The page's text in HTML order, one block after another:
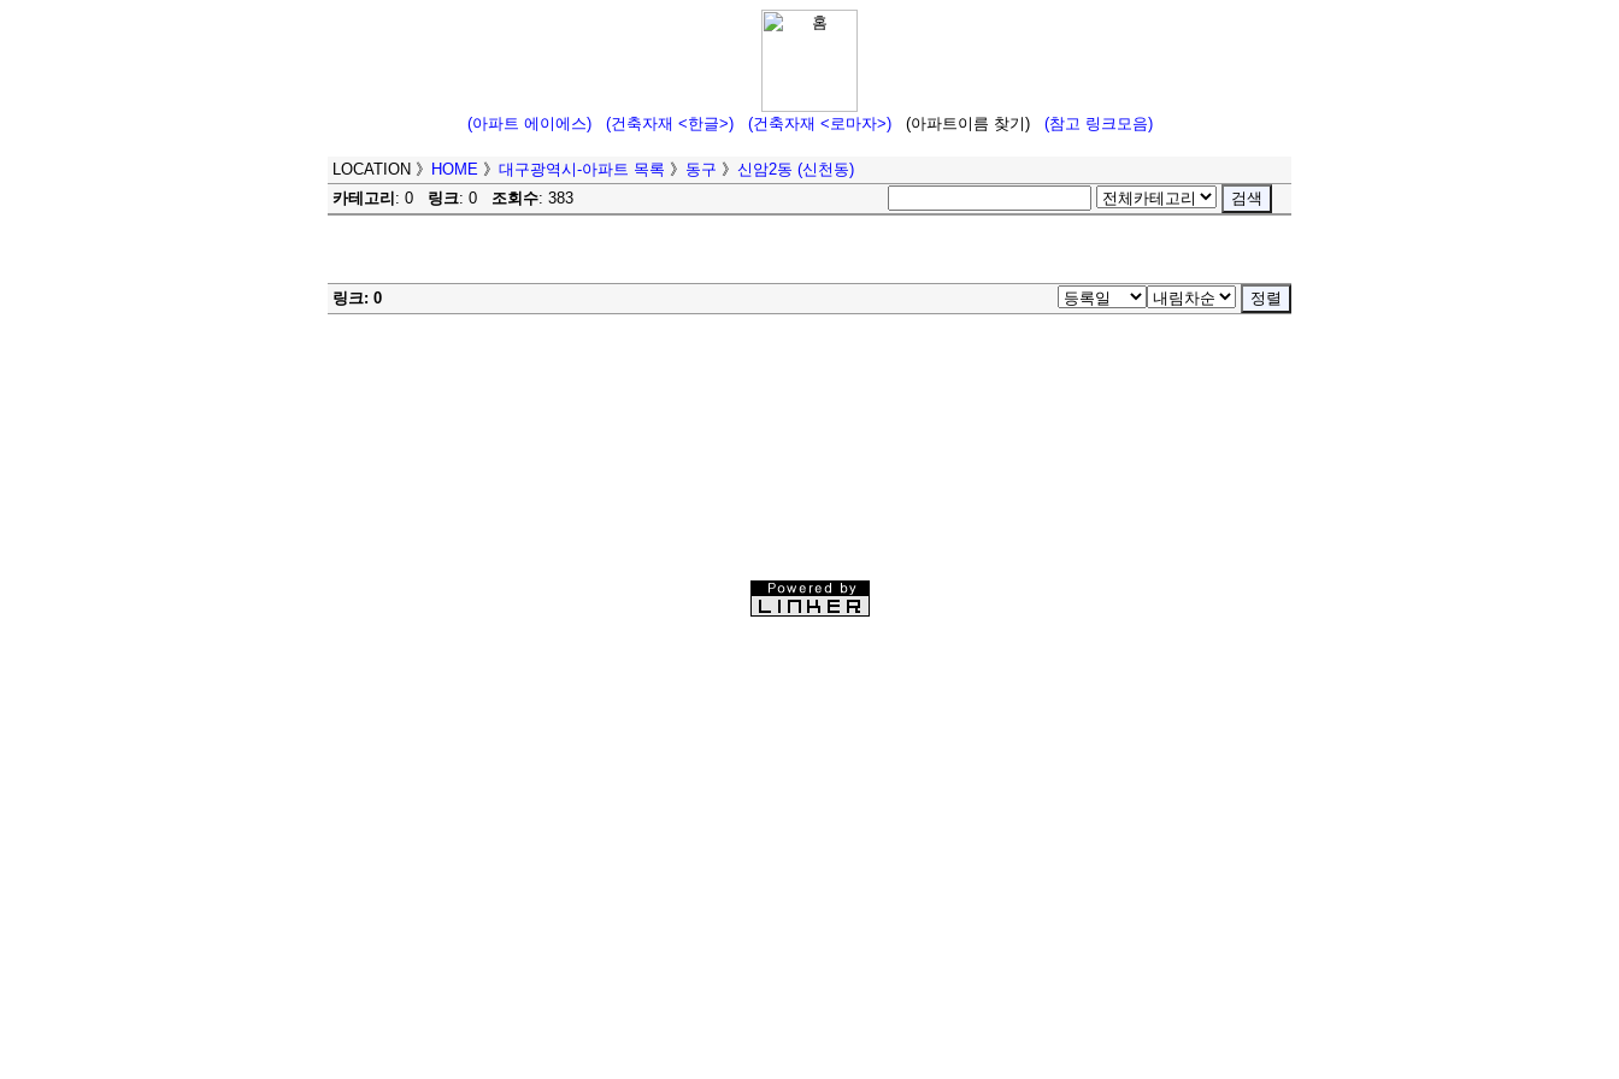
(아파트 에이에스) (건축자재 <한글>) (건축자재 <로마자>) (아파트이름 찾기) (참고 링크모음)
LOCATION 》 HOME 》 대구광역시-아파트 목록 》 동구 》 신암2동 (신천동)
카테고리 : 0 링크: 0 조회수: 383
링크: 0